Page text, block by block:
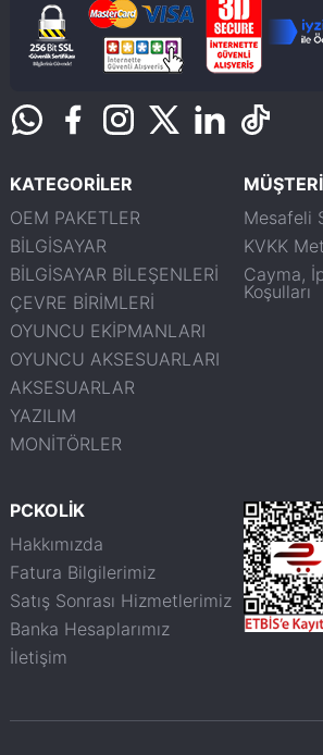
KATEGORİLER
OEM PAKETLER
BİLGİSAYAR
BİLGİSAYAR BİLEŞENLERİ
ÇEVRE BİRİMLERİ
OYUNCU EKİPMANLARI
OYUNCU AKSESUARLARI
AKSESUARLAR
YAZILIM
MONİTÖRLER
Mesafeli
KVKK
Cayma,
Koşulları
PCKOLİK
Hakkımızda
Fatura Bilgilerimiz
Satış Sonrası Hizmetlerimiz
Banka Hesaplarımız
İletişim